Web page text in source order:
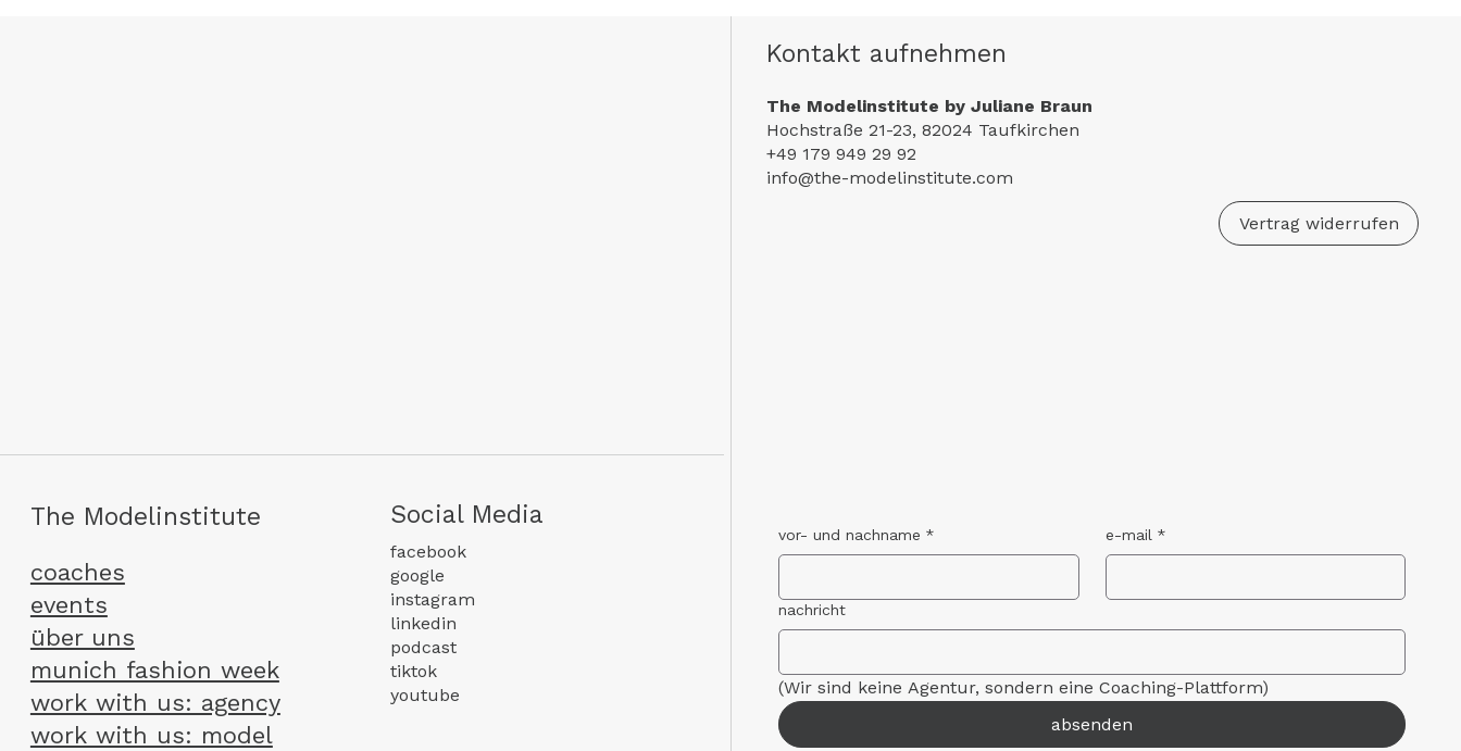
Kontakt aufnehmen
The Modelinstitute by Juliane Braun
Hochstraße 21-23, 82024 Taufkirchen
+49 179 949 29 92
info@the-modelinstitute.com
Vertrag widerrufen
The Modelinstitute
coaches
events
über uns
munich fashion week
work with us: agency
work with us: model
Social Media
facebook
google
instagram
linkedin
podcast
tiktok
youtube
vor- und nachname * e-mail *
nachricht
(Wir sind keine Agentur, sondern eine Coaching-Plattform)
absenden